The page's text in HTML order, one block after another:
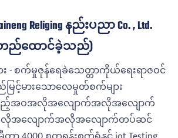
Religing နည်းပညာ Co. , Ltd.
တည်ထောင်ခဲ့သည်)
စက်မှုဇုန်ရေခဲသေတ္တာကိုယ်ရေးရာဇဝင်
မြင့်မားသောလေမှုတ်စက်များ
ည့်အဝအလိုအလျောက်အလိုအလျောက်
အလျောက်အလိုအလျောက်တပ်ဆင်